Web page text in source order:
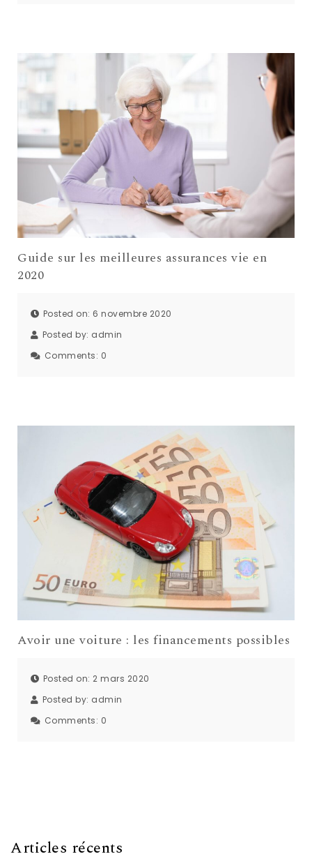
Guide sur les meilleures assurances vie en
2020
Posted on: 6 novembre 2020
Posted by: admin
Comments: 0
Avoir une voiture : les financements possibles
Posted on: 2 mars 2020
Posted by: admin
Comments: 0
Articles récents